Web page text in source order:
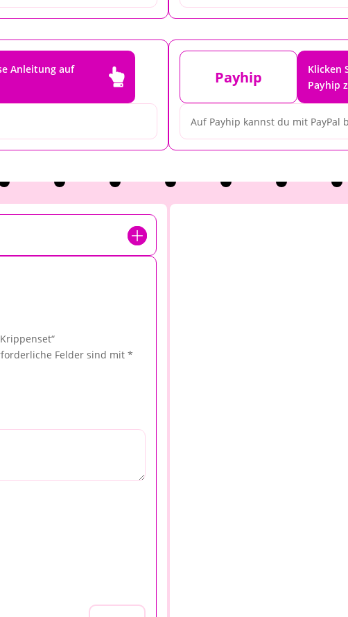
Anleitung auf
 Payhip
Klicken
Payhip
Auf Payhip kannst du mit PayPal
Felder sind mit *